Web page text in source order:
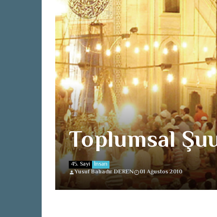
Toplumsal
45. Sayi İnsan
Yusuf Bahadır DEREN
01 Ağustos 2010